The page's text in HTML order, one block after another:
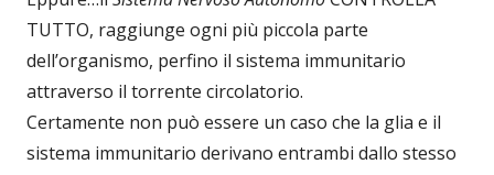
TUTTO, raggiunge ogni più piccola parte
dell’organismo, perfino il sistema immunitario
attraverso il torrente circolatorio.
Certamente non può essere un caso che la glia e il
sistema immunitario derivano entrambi dallo stesso